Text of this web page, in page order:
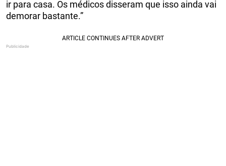
ir para casa. Os médicos disseram que isso ainda vai
demorar bastante.”